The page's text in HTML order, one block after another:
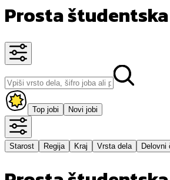
Prosta
Top jobi Novi jobi
Starost Regija Kraj Vrsta dela Delovni